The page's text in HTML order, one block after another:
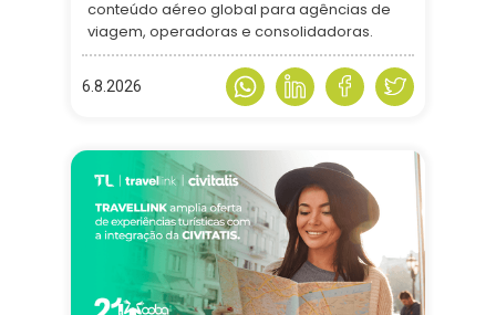
conteúdo aéreo global para agências de
viagem, operadoras e consolidadoras.
6.8.2026